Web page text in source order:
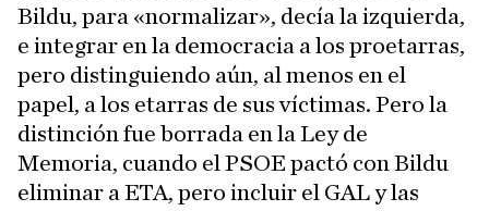
Bildu, para «normalizar», decía la izquierda,
e integrar en la democracia a los proetarras,
pero distinguiendo aún, al menos en el
papel, a los etarras de sus víctimas. Pero la
distinción fue borrada en la Ley de
Memoria, cuando el PSOE pactó con Bildu
eliminar a ETA, pero incluir el GAL y las